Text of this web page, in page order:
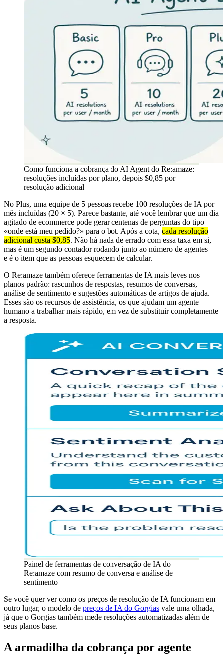
Como funciona a cobrança do AI Agent do Re:amaze:
resoluções incluídas por plano, depois $0,85 por
resolução adicional
No Plus, uma equipe de 5 pessoas recebe 100 resoluções de IA por
mês incluídas (20 × 5). Parece bastante, até você lembrar que um dia
agitado de ecommerce pode gerar centenas de perguntas do tipo
«onde está meu pedido?» para o bot. Após a cota, cada resolução
adicional custa $0,85. Não há nada de errado com essa taxa em si,
mas é um segundo contador rodando junto ao número de agentes —
e é o item que as pessoas esquecem de calcular.
O Re:amaze também oferece ferramentas de IA mais leves nos
planos padrão: rascunhos de respostas, resumos de conversas,
análise de sentimento e sugestões automáticas de artigos de ajuda.
Esses são os recursos de assistência, os que ajudam um agente
humano a trabalhar mais rápido, em vez de substituir completamente
a resposta.
Painel de ferramentas de conversação de IA do
Re:amaze com resumo de conversa e análise de
sentimento
Se você quer ver como os preços de resolução de IA funcionam em
outro lugar, o modelo de preços de IA do Gorgias vale uma olhada,
já que o Gorgias também mede resoluções automatizadas além de
seus planos base.
A armadilha da cobrança por agente